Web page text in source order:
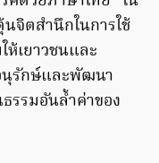
จิตสำนึกในการใช้
ห้เยาวชนและ
นุรักษ์และพัฒนา
รรมอันล้ำค่าของ